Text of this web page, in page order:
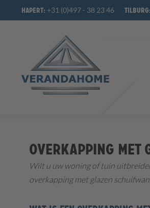
Hapert: +31 (0)497 - 38 23 46 Tilburg:
Overkapping
Wilt u uw woning of tuin
overkapping met glazen